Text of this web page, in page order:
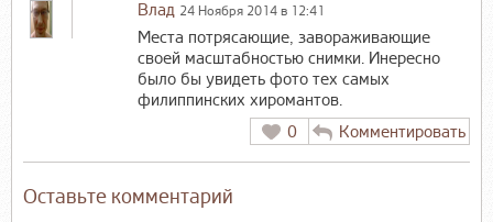
Влад 24 Ноября 2014 в 12:41
Места потрясающие, завораживающие
своей масштабностью снимки. Инересно
было бы увидеть фото тех самых
филиппинских хиромантов.
0
Комментировать
Оставьте комментарий